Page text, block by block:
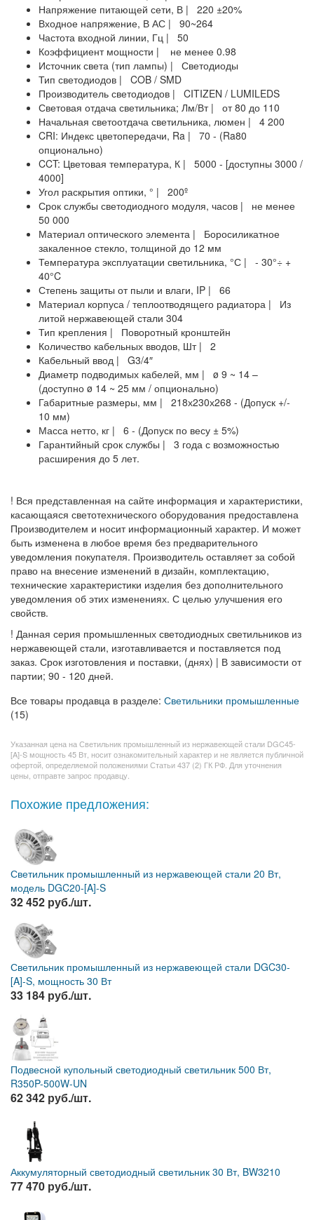
Напряжение питающей сети, В | 220 ±20%
Входное напряжение, В АС | 90~264
Частота входной линии, Гц | 50
Коэффициент мощности | не менее 0.98
Источник света (тип лампы) | Светодиоды
Тип светодиодов | COB / SMD
Производитель светодиодов | CITIZEN / LUMILEDS
Световая отдача светильника; Лм/Вт | от 80 до 110
Начальная светоотдача светильника, люмен | 4 200
CRI: Индекс цветопередачи, Ra | 70 - (Ra80
опционально)
CCT: Цветовая температура, К | 5000 - [доступны 3000 /
4000]
Угол раскрытия оптики, ° | 200º
Срок службы светодиодного модуля, часов | не менее
50 000
Материал оптического элемента | Боросиликатное
закаленное стекло, толщиной до 12 мм
Температура эксплуатации светильника, °С | - 30°÷ +
40°C
Степень защиты от пыли и влаги, IP | 66
Материал корпуса / теплоотводящего радиатора | Из
литой нержавеющей стали 304
Тип крепления | Поворотный кронштейн
Количество кабельных вводов, Шт | 2
Кабельный ввод | G3/4″
Диаметр подводимых кабелей, мм | ø 9 ~ 14 –
(доступно ø 14 ~ 25 мм / опционально)
Габаритные размеры, мм | 218х230х268 - (Допуск +/-
10 мм)
Масса нетто, кг | 6 - (Допуск по весу ± 5%)
Гарантийный срок службы | 3 года с возможностью
расширения до 5 лет.
! Вся представленная на сайте информация и характеристики,
касающаяся светотехнического оборудования предоставлена
Производителем и носит информационный характер. И может
быть изменена в любое время без предварительного
уведомления покупателя. Производитель оставляет за собой
право на внесение изменений в дизайн, комплектацию,
технические характеристики изделия без дополнительного
уведомления об этих изменениях. С целью улучшения его
свойств.
! Данная серия промышленных светодиодных светильников из
нержавеющей стали, изготавливается и поставляется под
заказ. Срок изготовления и поставки, (днях) | В зависимости от
партии; 90 - 120 дней.
Все товары продавца в разделе: Светильники промышленные
(15)
Указанная цена на Светильник промышленный из нержавеющей стали DGC45-
[A]-S мощность 45 Вт, носит ознакомительный характер и не является публичной
офертой, определяемой положениями Статьи 437 (2) ГК РФ. Для уточнения
цены, отправте запрос продавцу.
Похожие предложения:
Светильник промышленный из нержавеющей стали 20 Вт,
модель DGC20-[A]-S
32 452 руб./шт.
Светильник промышленный из нержавеющей стали DGC30-
[A]-S, мощность 30 Вт
33 184 руб./шт.
Подвесной купольный светодиодный светильник 500 Вт,
R350P-500W-UN
62 342 руб./шт.
Аккумуляторный светодиодный светильник 30 Вт, BW3210
77 470 руб./шт.